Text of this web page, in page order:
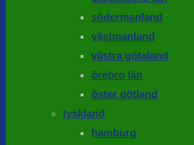
södermanland
västmanland
västra götaland
örebro län
öster götland
tyskland
hamburg